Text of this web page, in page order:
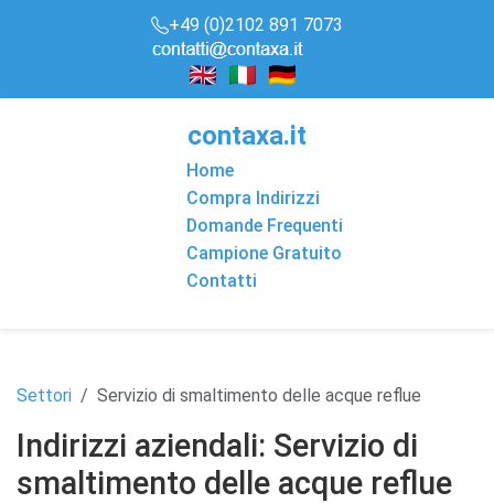
+49 (0)2102 891 7073
contaxa.it
Home
Compra Indirizzi
Domande Frequenti
Campione Gratuito
Contatti
Settori Servizio di smaltimento delle acque reflue
Indirizzi aziendali: Servizio di
smaltimento delle acque reflue